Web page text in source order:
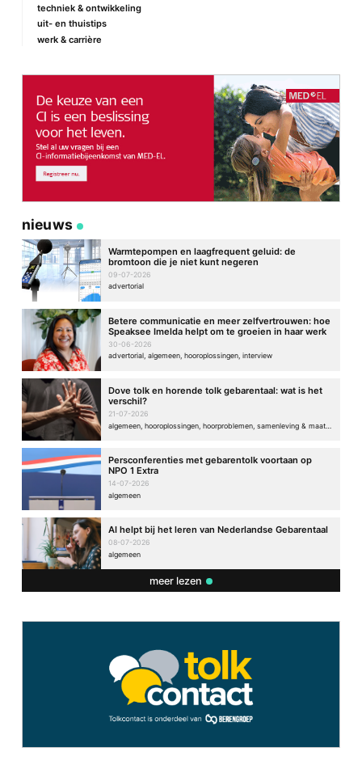
techniek & ontwikkeling
uit- en thuistips
werk & carrière
nieuws
Warmtepompen en laagfrequent geluid: de
bromtoon die je niet kunt negeren
09-07-2026
advertorial
Betere communicatie en meer zelfvertrouwen: hoe
Speaksee Imelda helpt om te groeien in haar werk
30-06-2026
advertorial, algemeen, hooroplossingen, interview
Dove tolk en horende tolk gebarentaal: wat is het
verschil?
21-07-2026
Persconferenties met gebarentolk voortaan op
NPO 1 Extra
14-07-2026
algemeen
AI helpt bij het leren van Nederlandse Gebarentaal
08-07-2026
algemeen
meer lezen